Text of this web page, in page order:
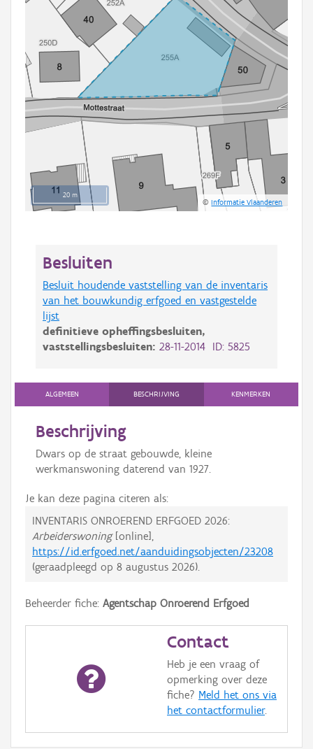
20 m
©Informatie Vlaanderen
Besluiten
Besluit houdende vaststelling van de inventaris
van het bouwkundig erfgoed en vastgestelde
lijst
definitieve opheffingsbesluiten,
vaststellingsbesluiten: 28-11-2014 ID: 5825
ALGEMEEN BESCHRIJVING KENMERKEN
Beschrijving
Dwars op de straat gebouwde, kleine
werkmanswoning daterend van 1927.
Je kan deze pagina citeren als:
INVENTARIS ONROEREND ERFGOED 2026:
Arbeiderswoning[online],
https://id.erfgoed.net/aanduidingsobjecten/23208
(geraadpleegd op 8 augustus 2026).
Beheerder fiche: Agentschap Onroerend Erfgoed
Contact
Heb je een vraag of
opmerking over deze
fiche? Meld het ons via
het contactformulier.